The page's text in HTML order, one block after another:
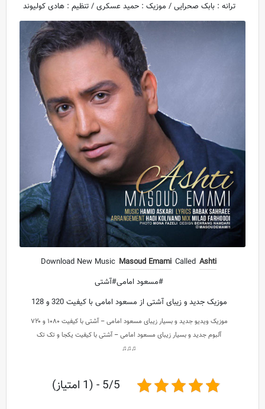
ترانه : بابک صحرایی / موزیک : حمید عسکری / تنظیم : هادی کولیوند
Download New Music Masoud Emami Called Ashti
#مسعود امامی#آشتی
موزیک جدید و زیبای آشتی از مسعود امامی با کیفیت 320 و 128
موزیک ویدیو جدید و بسیار زیبای مسعود امامی – آشتی با کیفیت ۱۰۸۰ و ۷۲۰
آلبوم جدید و بسیار زیبای مسعود امامی – آشتی با کیفیت یکجا و تک تک
♫♫♫
5/5 - (1 امتیاز)